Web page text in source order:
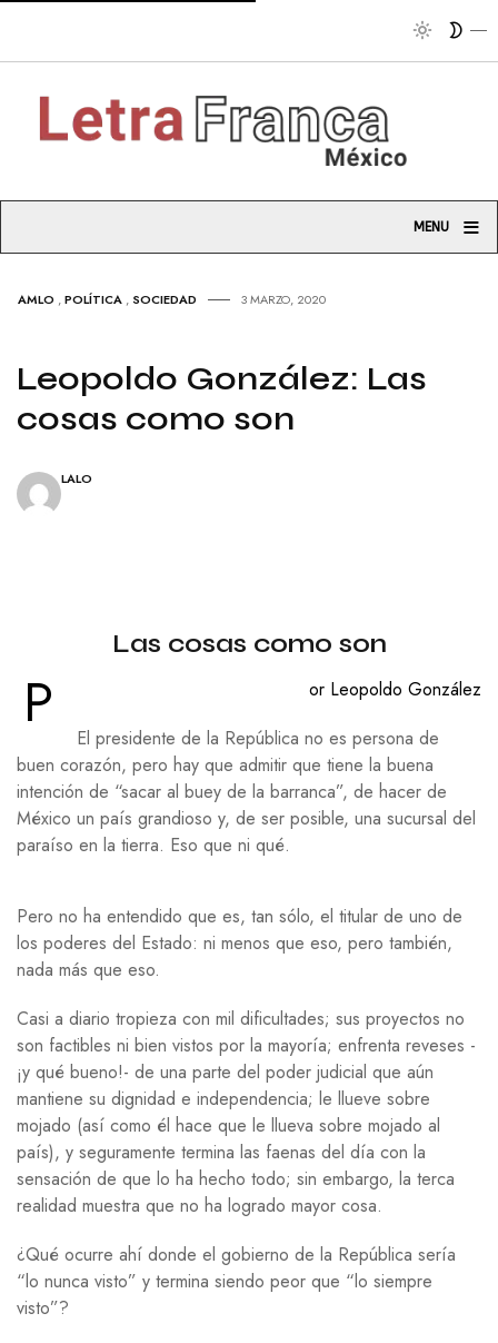
MENU ≡
AMLO ,POLÍTICA , SOCIEDAD 3 MARZO, 2020
Leopoldo González: Las
cosas como son
LALO
Las cosas como son
P
or Leopoldo González
El presidente de la República no es persona de
buen corazón, pero hay que admitir que tiene la buena
intención de “sacar al buey de la barranca”, de hacer de
México un país grandioso y, de ser posible, una sucursal del
paraíso en la tierra. Eso que ni qué.
Pero no ha entendido que es, tan sólo, el titular de uno de
los poderes del Estado: ni menos que eso, pero también,
nada más que eso.
Casi a diario tropieza con mil dificultades; sus proyectos no
son factibles ni bien vistos por la mayoría; enfrenta reveses -
¡y qué bueno!- de una parte del poder judicial que aún
mantiene su dignidad e independencia; le llueve sobre
mojado (así como él hace que le llueva sobre mojado al
país), y seguramente termina las faenas del día con la
sensación de que lo ha hecho todo; sin embargo, la terca
realidad muestra que no ha logrado mayor cosa.
¿Qué ocurre ahí donde el gobierno de la República sería
“lo nunca visto” y termina siendo peor que “lo siempre
visto”?